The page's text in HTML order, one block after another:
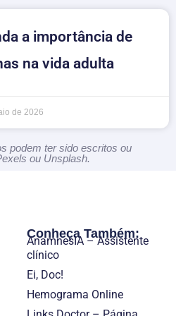
a importância de
na vida adulta
de 2026
podem ter sido escritos ou
ou Unsplash.
Conheça Também:
AnamnesIA – Assistente
clínico
Ei, Doc!
Hemograma Online